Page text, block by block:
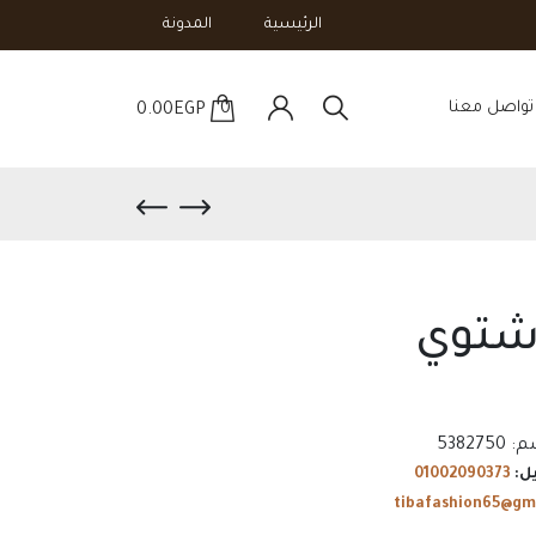
الرئيسية المدونة
تواصل معنا 0
0.00EGP
5382750
01002090373